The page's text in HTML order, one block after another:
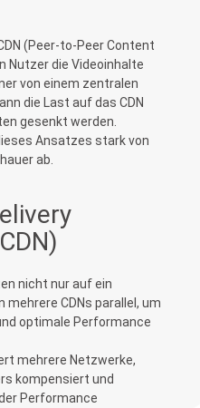
(Peer-to-Peer Content
Nutzer die Videoinhalte
von einem zentralen
die Last auf das CDN
gesenkt werden.
Ansatzes stark von
ab.
nicht nur auf ein
mehrere CDNs parallel, um
optimale Performance
mehrere Netzwerke,
kompensiert und
Performance